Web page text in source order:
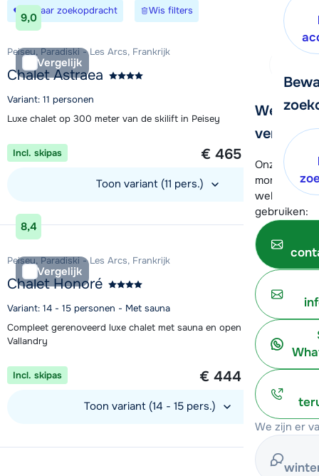
We
verder!
Onze
moment
wel alvast
gebruiken:
We zijn er
Bewaar zoekopdracht Wis filters
9,0
Vergelijk
Peisey, Paradiski - Les Arcs, Frankrijk
Chalet Astraea
Variant: 11 personen
Luxe chalet op 300 meter van de skilift in Peisey
1 week vanaf
€ 465 per persoon
Incl. skipas
Toon variant (11 pers.)
Bekijk accommodatie
8,4
Vergelijk
Peisey, Paradiski - Les Arcs, Frankrijk
Chalet Honoré
Variant: 14 - 15 personen - Met sauna
Compleet gerenoveerd luxe chalet met sauna en open haard bij
Vallandry
1 week vanaf
€ 444 per persoon
Incl. skipas
Toon variant (14 - 15 pers.)